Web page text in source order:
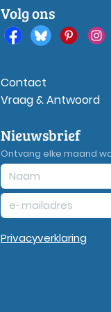
Volg ons
Contact
Vraag & Antwoord
Nieuwsbrief
Ontvang elke maand
Privacyverklaring